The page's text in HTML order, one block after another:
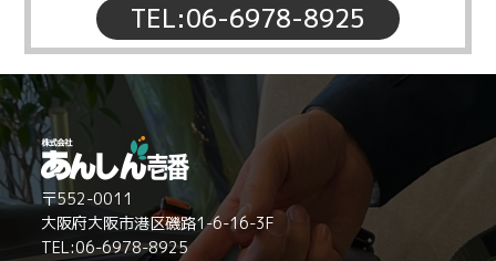
TEL:06-6978-8925
〒552-0011
大阪府大阪市港区磯路1-6-16-3F
TEL:06-6978-8925